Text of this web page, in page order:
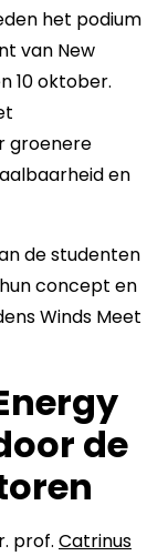
het podium
van New
10 oktober.
groenere
en
de studenten
concept en
Winds Meet
de
prof. Catrinus